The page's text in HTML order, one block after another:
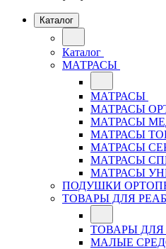
Каталог
Каталог
МАТРАСЫ
МАТРАСЫ
МАТРАСЫ
МАТРАСЫ
МАТРАСЫ
МАТРАСЫ
МАТРАСЫ
МАТРАСЫ
ПОДУШКИ
ТОВАРЫ ДЛЯ
ТОВАРЫ
МАЛЫЕ